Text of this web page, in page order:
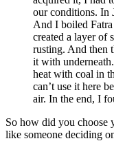
our conditions. In
And I boiled
created a layer of
rusting. And then
it with
heat with coal in
can’t use it here
air. In the end, I
So how did you choose
like someone deciding